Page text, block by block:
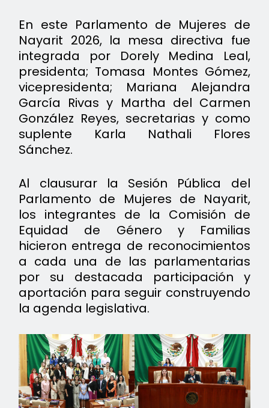
En este Parlamento de Mujeres de
Nayarit 2026, la mesa directiva fue
integrada por Dorely Medina Leal,
presidenta; Tomasa Montes Gómez,
vicepresidenta; Mariana Alejandra
García Rivas y Martha del Carmen
González Reyes, secretarias y como
suplente Karla Nathali Flores
Sánchez.
Al clausurar la Sesión Pública del
Parlamento de Mujeres de Nayarit,
los integrantes de la Comisión de
Equidad de Género y Familias
hicieron entrega de reconocimientos
a cada una de las parlamentarias
por su destacada participación y
aportación para seguir construyendo
la agenda legislativa.